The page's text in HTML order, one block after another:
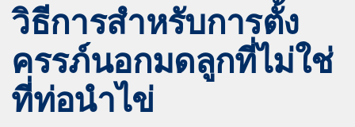
วิธีการสำหรับการตั้ง
ครรภ์นอกมดลูกที่ไม่ใช่
ที่ท่อนำไข่